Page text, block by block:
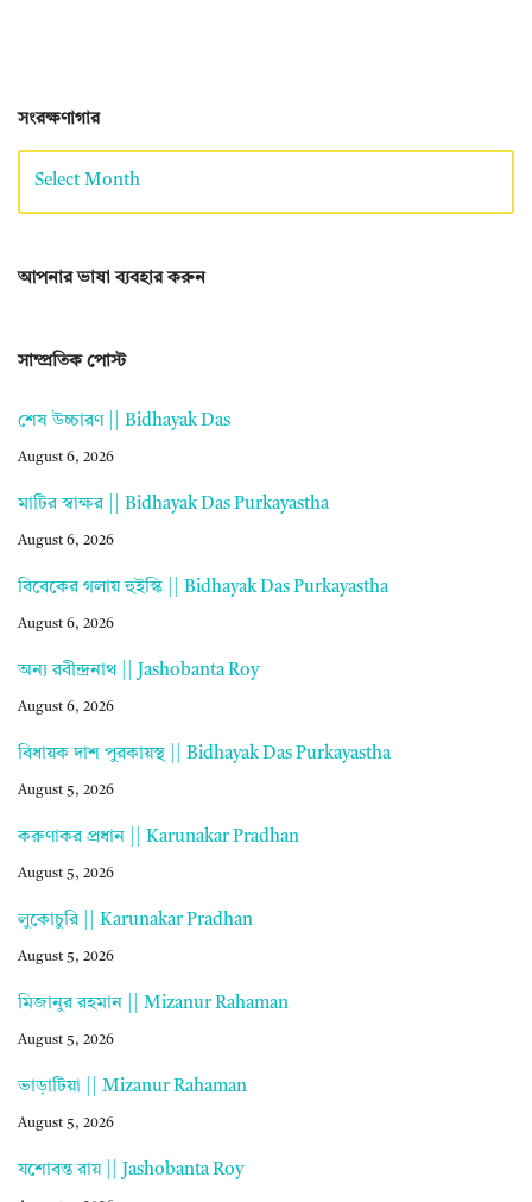
সংরক্ষণাগার
আপনার ভাষা ব্যবহার করুন
সাম্প্রতিক পোস্ট
শেষ উচ্চারণ || Bidhayak Das
August 6, 2026
মাটির স্বাক্ষর || Bidhayak Das Purkayastha
August 6, 2026
বিবেকের গলায় হুইস্কি || Bidhayak Das Purkayastha
August 6, 2026
অন্য রবীন্দ্রনাথ || Jashobanta Roy
August 6, 2026
বিধায়ক দাশ পুরকায়স্থ || Bidhayak Das Purkayastha
August 5, 2026
করুণাকর প্রধান || Karunakar Pradhan
August 5, 2026
লুকোচুরি || Karunakar Pradhan
August 5, 2026
মিজানুর রহমান || Mizanur Rahaman
August 5, 2026
ভাড়াটিয়া || Mizanur Rahaman
August 5, 2026
যশোবন্ত রায় || Jashobanta Roy